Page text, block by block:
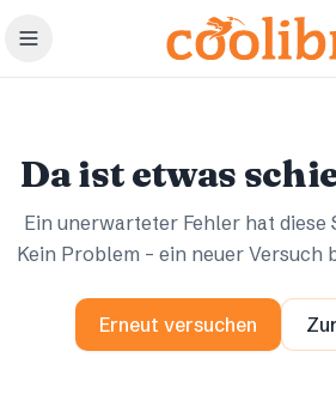
Zum Hauptinhalt springen
Da ist etwas
Ein unerwarteter Fehler hat diese
Kein Problem – ein neuer Versuch
Erneut versuchen